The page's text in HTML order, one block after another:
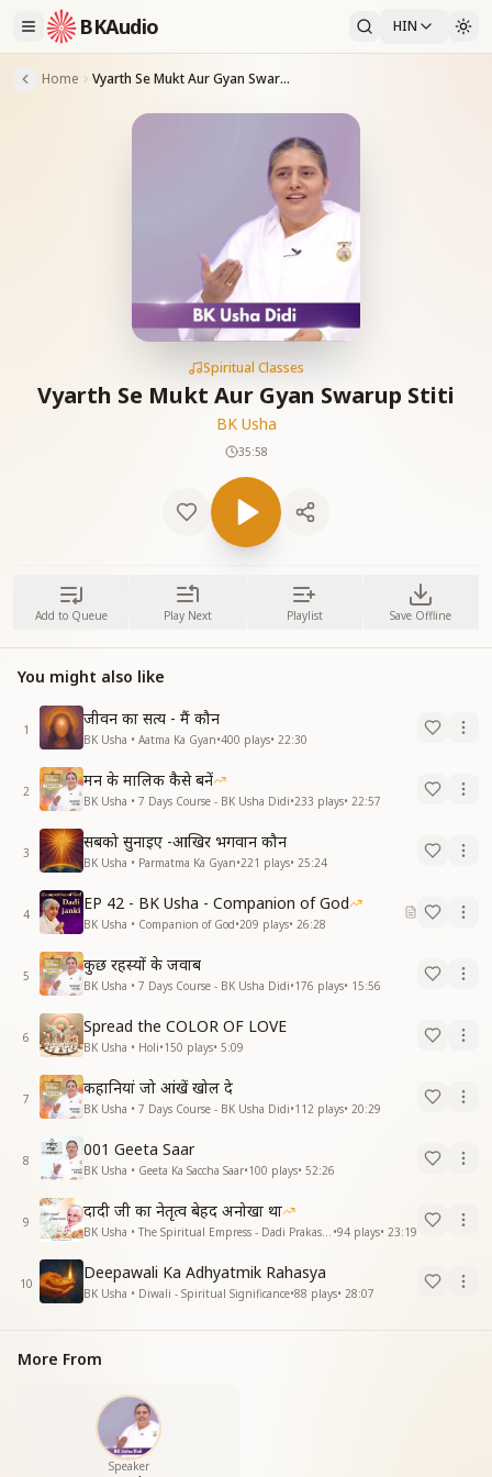
BKAudio HIN
Home Vyarth Se Mukt Aur Gyan Swarup Stiti
Spiritual Classes
Vyarth Se Mukt Aur Gyan Swarup Stiti
BK Usha
35:58
Add to Queue Play Next Playlist Save Offline
You might also like
1
जीवन का सत्य - मैं कौन
BK Usha • Aatma Ka Gyan•400 plays• 22:30
2
मन के मालिक कैसे बनें
BK Usha • 7 Days Course - BK Usha Didi•233 plays• 22:57
3
सबको सुनाइए -आखिर भगवान कौन
BK Usha • Parmatma Ka Gyan•221 plays• 25:24
4
EP 42 - BK Usha - Companion of God
BK Usha • Companion of God•209 plays• 26:28
5
कुछ रहस्यों के जवाब
BK Usha • 7 Days Course - BK Usha Didi•176 plays• 15:56
6
Spread the COLOR OF LOVE
BK Usha • Holi•150 plays• 5:09
7
कहानियां जो आंखें खोल दे
BK Usha • 7 Days Course - BK Usha Didi•112 plays• 20:29
8
001 Geeta Saar
BK Usha • Geeta Ka Saccha Saar•100 plays• 52:26
9
दादी जी का नेतृत्व बेहद अनोखा था
•94 plays• 23:19
10
Deepawali Ka Adhyatmik Rahasya
BK Usha • Diwali - Spiritual Significance•88 plays• 28:07
More From
Speaker